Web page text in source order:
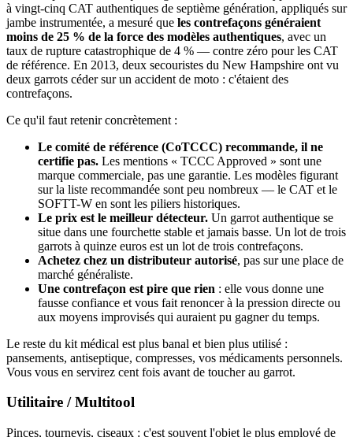
à vingt-cinq CAT authentiques de septième génération, appliqués sur
jambe instrumentée, a mesuré que les contrefaçons généraient
moins de 25 % de la force des modèles authentiques, avec un
taux de rupture catastrophique de 4 % — contre zéro pour les CAT
de référence. En 2013, deux secouristes du New Hampshire ont vu
deux garrots céder sur un accident de moto : c'étaient des
contrefaçons.
Ce qu'il faut retenir concrètement :
Le comité de référence (CoTCCC) recommande, il ne
certifie pas. Les mentions « TCCC Approved » sont une
marque commerciale, pas une garantie. Les modèles figurant
sur la liste recommandée sont peu nombreux — le CAT et le
SOFTT-W en sont les piliers historiques.
Le prix est le meilleur détecteur. Un garrot authentique se
situe dans une fourchette stable et jamais basse. Un lot de trois
garrots à quinze euros est un lot de trois contrefaçons.
Achetez chez un distributeur autorisé, pas sur une place de
marché généraliste.
Une contrefaçon est pire que rien : elle vous donne une
fausse confiance et vous fait renoncer à la pression directe ou
aux moyens improvisés qui auraient pu gagner du temps.
Le reste du kit médical est plus banal et bien plus utilisé :
pansements, antiseptique, compresses, vos médicaments personnels.
Vous vous en servirez cent fois avant de toucher au garrot.
Utilitaire / Multitool
Pinces, tournevis, ciseaux : c'est souvent l'objet le plus employé de